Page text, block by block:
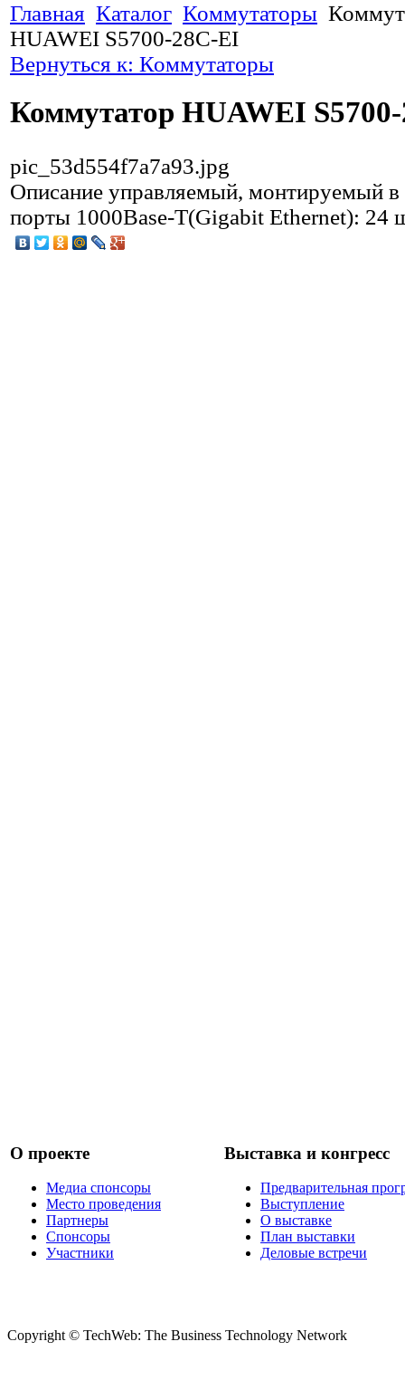
Главная Каталог Коммутаторы
HUAWEI S5700-28C-EI
Вернуться к: Коммутаторы
Коммутатор HUAWEI
pic_53d554f7a7a93.jpg
Описание управляемый, монтируемый в
порты 1000Base-T(Gigabit Ethernet): 24
О проекте
Медиа спонсоры
Место проведения
Партнеры
Спонсоры
Участники
Выставка и конгресс
Предварительная
Выступление
О выставке
План выставки
Деловые встречи
Copyright © TechWeb: The Business Technology Network